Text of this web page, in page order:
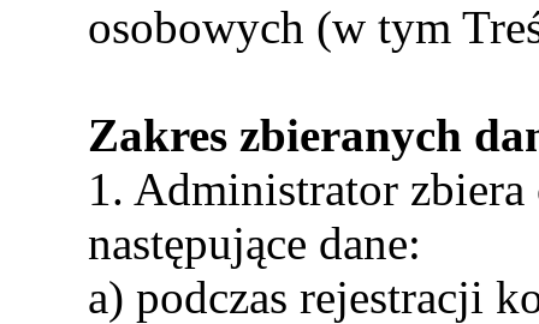
osobowych (w tym
Zakres zbieranych
1. Administrator zbiera
następujące dane:
a) podczas rejestracji